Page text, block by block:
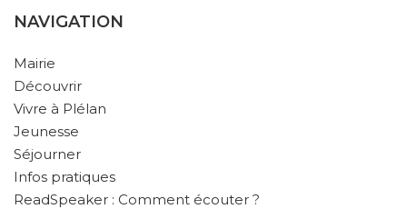
NAVIGATION
Mairie
Découvrir
Vivre à Plélan
Jeunesse
Séjourner
Infos pratiques
ReadSpeaker : Comment écouter ?